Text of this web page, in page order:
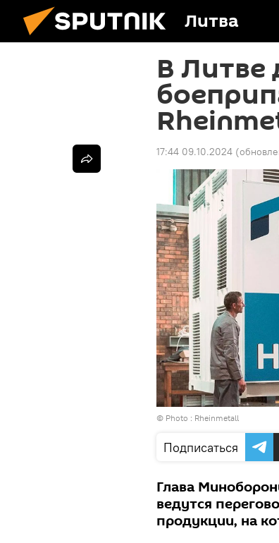
Литва
В Литве
17:44 09.10.2024
© Photo : Rheinmetall
Подписаться
Глава
ведутся
продукции, на